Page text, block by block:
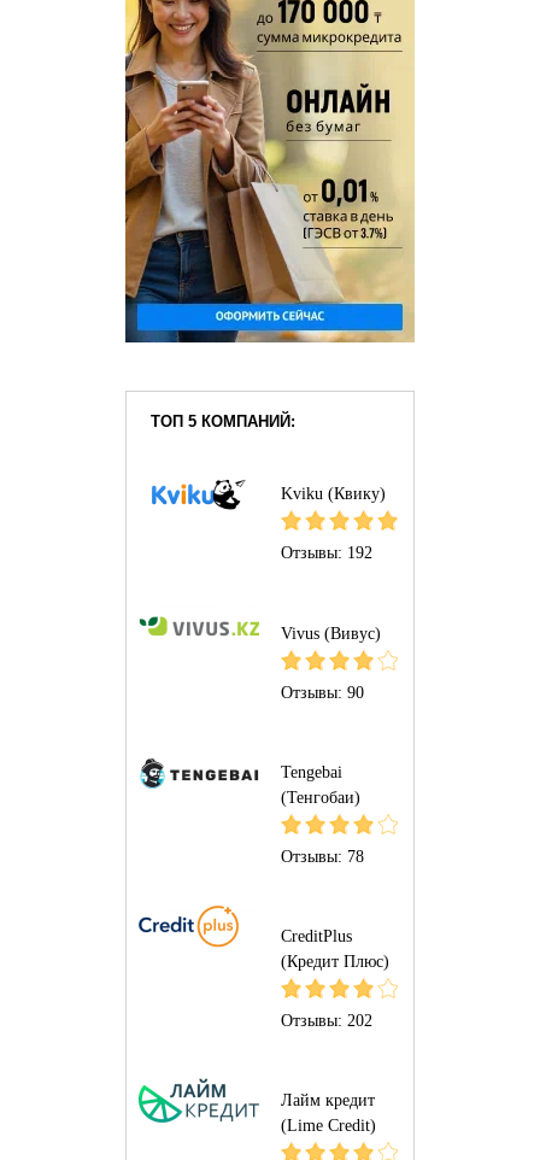
ТОП 5 КОМПАНИЙ:
Kviku (Квику)
Отзывы: 192
Vivus (Вивус)
Отзывы: 90
Tengebai
(Тенгобаи)
Отзывы: 78
CreditPlus
(Кредит Плюс)
Отзывы: 202
Лайм кредит
(Lime Credit)